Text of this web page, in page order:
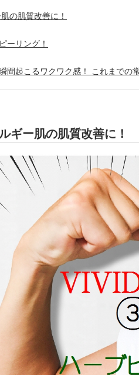
の肌質改善に！
ーリング！
間起こるワクワク感！ これまでの
ギー肌の肌質改善に！